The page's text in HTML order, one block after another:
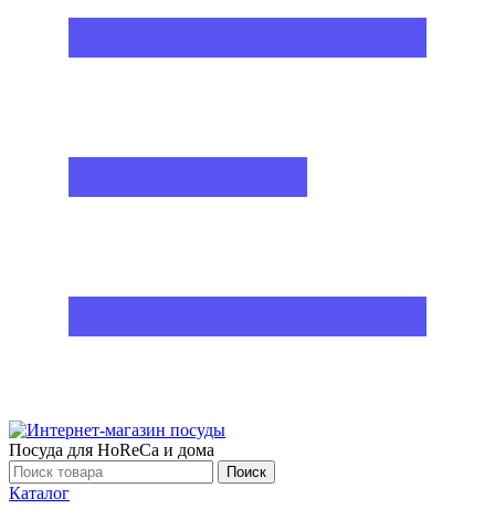
Посуда для HoReCa и дома
Поиск
Каталог